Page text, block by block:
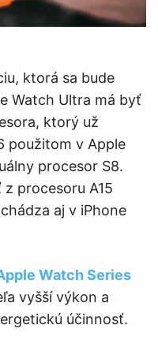
ktorá sa bude
Watch Ultra má byť
ktorý už
použitom v Apple
procesor S8.
procesoru A15
aj v iPhone
Watch Series
vyšší výkon a
účinnosť.